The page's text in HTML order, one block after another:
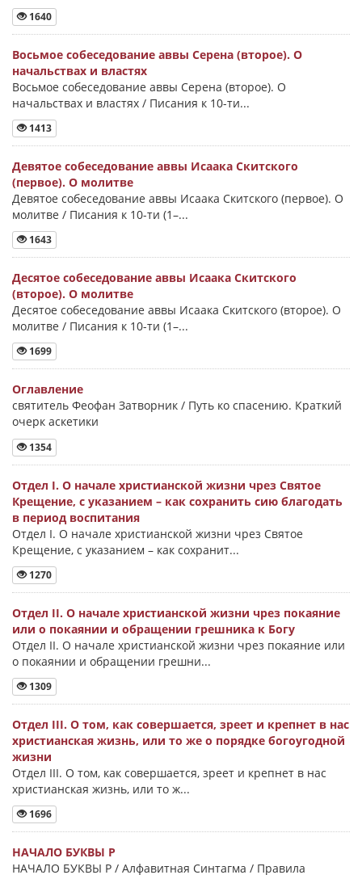
1640
Восьмое собеседование аввы Серена (второе). О
начальствах и властях
Восьмое собеседование аввы Серена (второе). О
начальствах и властях / Писания к 10-ти...
1413
Девятое собеседование аввы Исаака Скитского
(первое). О молитве
Девятое собеседование аввы Исаака Скитского (первое). О
молитве / Писания к 10-ти (1–...
1643
Десятое собеседование аввы Исаака Скитского
(второе). О молитве
Десятое собеседование аввы Исаака Скитского (второе). О
молитве / Писания к 10-ти (1–...
1699
Оглавление
святитель Феофан Затворник / Путь ко спасению. Краткий
очерк аскетики
1354
Отдел I. О начале христианской жизни чрез Святое
Крещение, с указанием – как сохранить сию благодать
в период воспитания
Отдел I. О начале христианской жизни чрез Святое
Крещение, с указанием – как сохранит...
1270
Отдел II. О начале христианской жизни чрез покаяние
или о покаянии и обращении грешника к Богу
Отдел II. О начале христианской жизни чрез покаяние или
о покаянии и обращении грешни...
1309
Отдел III. О том, как совершается, зреет и крепнет в нас
христианская жизнь, или то же о порядке богоугодной
жизни
Отдел III. О том, как совершается, зреет и крепнет в нас
христианская жизнь, или то ж...
1696
НАЧАЛО БУКВЫ Ρ
НАЧАЛО БУКВЫ Ρ / Алфавитная Синтагма / Правила